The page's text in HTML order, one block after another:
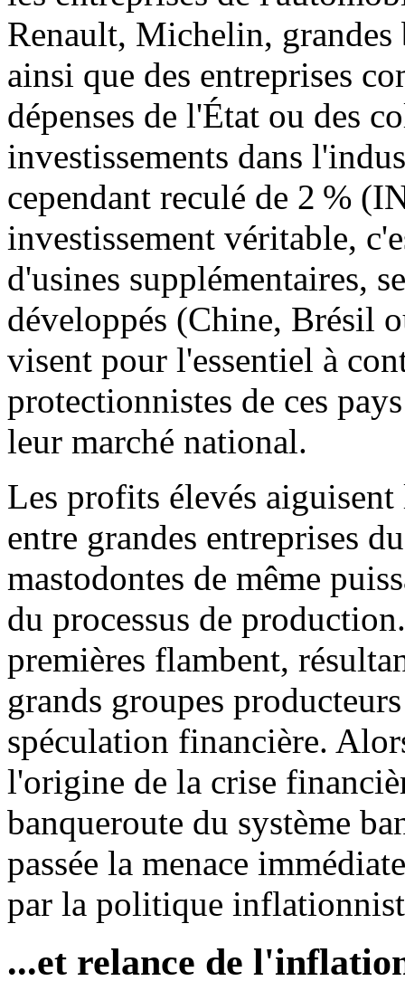
Renault, Michelin, grandes
ainsi que des entreprises
dépenses de l'État ou des
investissements dans
cependant reculé de 2 %
investissement véritable,
d'usines supplémentaires,
développés (Chine, Brésil
visent pour l'essentiel à
protectionnistes de ces
leur marché national.
Les profits élevés
entre grandes entreprises
mastodontes de même
du processus de
premières flambent,
grands groupes
spéculation financière.
l'origine de la crise
banqueroute du système
passée la menace
par la politique
...et relance de